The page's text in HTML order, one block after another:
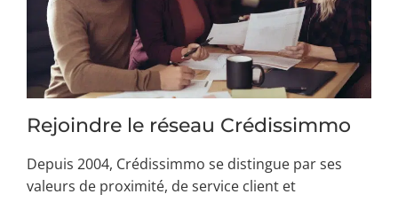
Rejoindre le réseau Crédissimmo
Depuis 2004, Crédissimmo se distingue par ses
valeurs de proximité, de service client et